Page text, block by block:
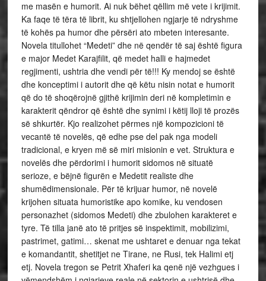
me masën e humorit. Ai nuk bëhet qëllim më vete i krijimit.
Ka faqe të tëra të librit, ku shtjellohen ngjarje të ndryshme
të kohës pa humor dhe përsëri ato mbeten interesante.
Novela titullohet “Medeti” dhe në qendër të saj është figura
e major Medet Karajfilit, që medet halli e hajmedet
regjimenti, ushtria dhe vendi për të!!! Ky mendoj se është
dhe konceptimi i autorit dhe që këtu nisin notat e humorit
që do të shoqërojnë gjithë krijimin deri në kompletimin e
karakterit qëndror që është dhe synimi i këtij lloji të prozës
së shkurtër. Kjo realizohet përmes një kompozicioni të
vecantë të novelës, që edhe pse del pak nga modeli
tradicional, e kryen më së miri misionin e vet. Struktura e
novelës dhe përdorimi i humorit sidomos në situatë
serioze, e bëjnë figurën e Medetit realiste dhe
shumëdimensionale. Për të krijuar humor, në novelë
krijohen situata humoristike apo komike, ku vendosen
personazhet (sidomos Medeti) dhe zbulohen karakteret e
tyre. Të tilla janë ato të pritjes së inspektimit, mobilizimi,
pastrimet, gatimi… skenat me ushtaret e denuar nga tekat
e komandantit, shetitjet ne Tirane, ne Rusi, tek Halimi etj
etj. Novela tregon se Petrit Xhaferi ka qenë një vezhgues i